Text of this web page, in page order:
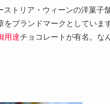
トリア・ウィーンの洋菓子
ブランドマークとしていま
用達チョコレートが有名。な